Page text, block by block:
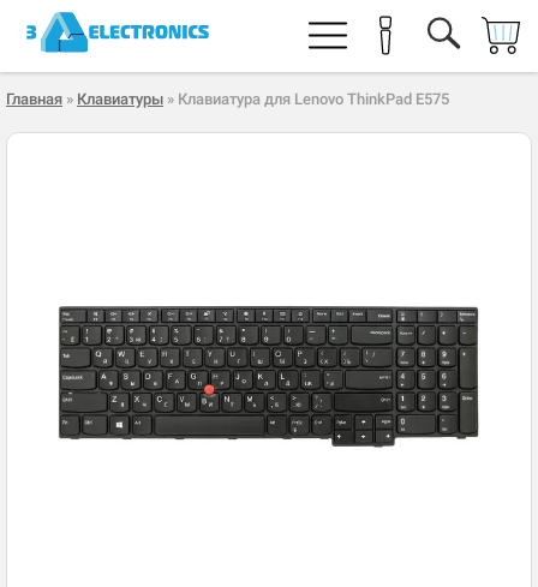
Главная » Клавиатуры » Клавиатура для Lenovo ThinkPad E575